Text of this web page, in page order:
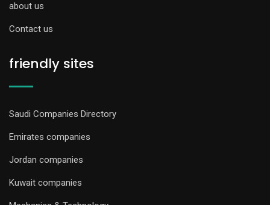
about us
Contact us
friendly sites
Saudi Companies Directory
Emirates companies
Jordan companies
Kuwait companies